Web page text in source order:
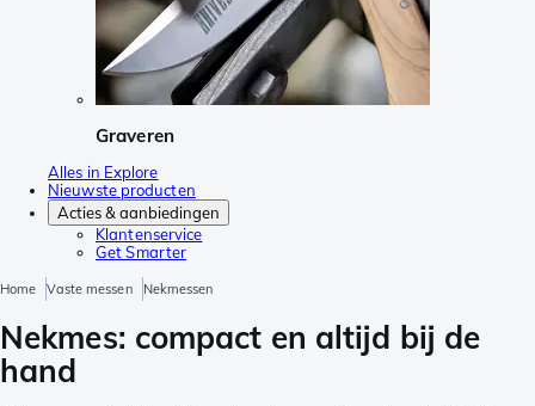
Graveren
Alles in Explore
Nieuwste producten
Acties & aanbiedingen
Klantenservice
Get Smarter
Home Vaste messen Nekmessen
Nekmes: compact en altijd bij de
hand